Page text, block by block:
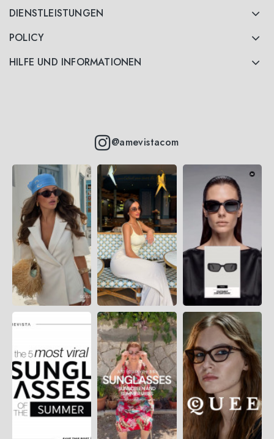
DIENSTLEISTUNGEN
POLICY
HILFE UND INFORMATIONEN
@amevistacom